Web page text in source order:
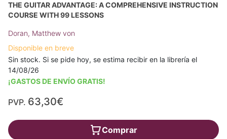
THE GUITAR ADVANTAGE: A COMPREHENSIVE INSTRUCTION
COURSE WITH 99 LESSONS
Doran, Matthew von
Disponible en breve
Sin stock. Si se pide hoy, se estima recibir en la librería el
14/08/26
¡GASTOS DE ENVÍO GRATIS!
PVP. 63,30€
Comprar